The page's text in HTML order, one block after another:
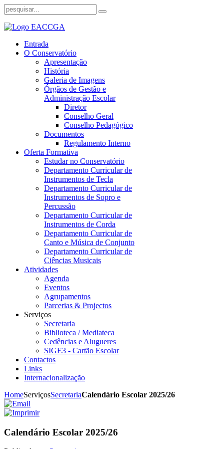
Entrada
O Conservatório
Apresentação
História
Galeria de Imagens
Órgãos de Gestão e
Administração Escolar
Diretor
Conselho Geral
Conselho Pedagógico
Documentos
Regulamento Interno
Oferta Formativa
Estudar no Conservatório
Departamento Curricular de
Instrumentos de Tecla
Departamento Curricular de
Instrumentos de Sopro e
Percussão
Departamento Curricular de
Instrumentos de Corda
Departamento Curricular de
Canto e Música de Conjunto
Departamento Curricular de
Ciências Musicais
Atividades
Agenda
Eventos
Agrupamentos
Parcerias & Projectos
Serviços
Secretaria
Biblioteca / Mediateca
Cedências e Alugueres
SIGE3 - Cartão Escolar
Contactos
Links
Internacionalização
HomeServiçosSecretariaCalendário Escolar 2025/26
Calendário Escolar 2025/26